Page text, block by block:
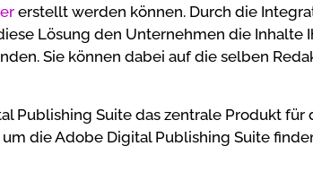
erstellt werden können. Durch die
Lösung den Unternehmen die
Sie können dabei auf die selben
Publishing Suite das zentrale Produkt
die Adobe Digital Publishing Suite